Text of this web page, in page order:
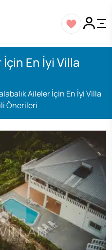
En İyi Villa
Aileler İçin En İyi Villa
Önerileri